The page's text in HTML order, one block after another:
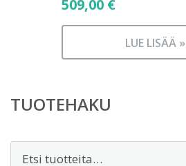
509,00 €
LUE LISÄÄ »
TUOTEHAKU